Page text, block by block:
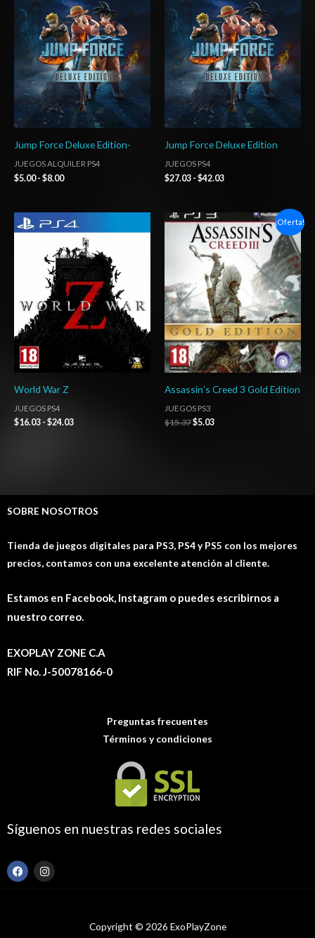
Jump Force Deluxe Edition-
JUEGOS ALQUILER PS4
$5.00 - $8.00
desde
$5.00
hasta
$8.00
Jump Force Deluxe Edition
JUEGOS PS4
$27.03 - $42.03
desde
$27.03
hasta
$42.03
World War Z
JUEGOS PS4
$16.03 - $24.03
de
precios:
desde
$16.03
hasta
$24.03
¡Oferta!
Assassin’s Creed 3 Gold Edition
JUEGOS PS3
$15.37
El
precio
original
era:
$15.37.
$5.03
El
precio
actual
es:
$5.03.
SOBRE NOSOTROS
Tienda de juegos digitales para PS3, PS4 y PS5 con los mejores
precios, contamos con una excelente atención al cliente.
Estamos en Facebook, Instagram o puedes escribirnos a
nuestro correo.
EXOPLAY ZONE C.A
RIF No. J-50078166-0
Preguntas frecuentes
Términos y condiciones
Síguenos en nuestras redes sociales
F
a
I
n
Copyright © 2026 ExoPlayZone